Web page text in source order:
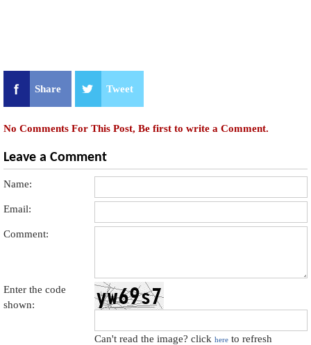
Share Tweet
No Comments For This Post, Be first to write a Comment.
Leave a Comment
Name:
Email:
Comment:
Enter the code
shown:
Can't read the image? clickhere to refresh